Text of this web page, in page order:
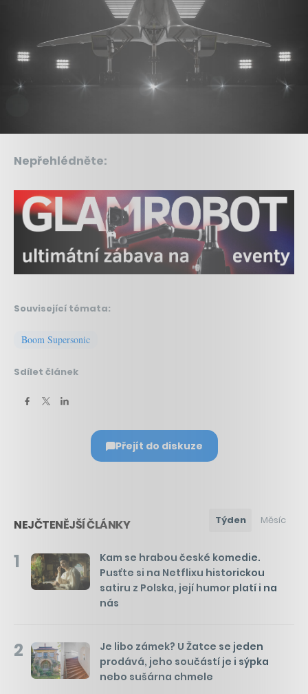
Nepřehlédněte:
Související témata:
Boom Supersonic
Sdílet článek
Přejít do diskuze
NEJČTENĚJŠÍ ČLÁNKY Týden Měsíc
1
Kam se hrabou české komedie.
Pusťte si na Netflixu historickou
satiru z Polska, její humor platí i na
nás
2
Je libo zámek? U Žatce se jeden
prodává, jeho součástí je i sýpka
nebo sušárna chmele